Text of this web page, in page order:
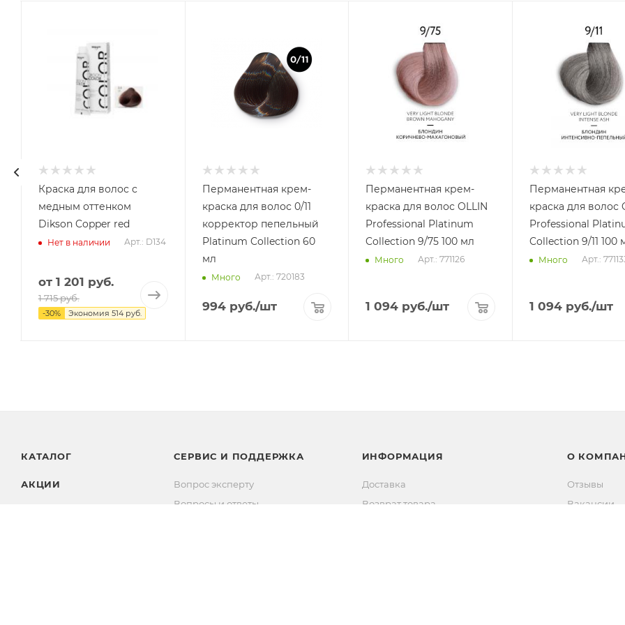
Краска для волос с
медным оттенком
Dikson Copper red
Нет в наличии Арт.: D134
от 1 201 руб.
1 715 руб.
-30% Экономия 514 руб.
Перманентная крем-
краска для волос 0/11
корректор пепельный
Platinum Collection 60
мл
Много Арт.: 720183
994руб./шт
Перманентная крем-
краска для волос OLLIN
Professional Platinum
Collection 9/75 100 мл
Много Арт.: 771126
1 094 руб./шт
Перманентная
краска для волос
Professional
Collection 9/11
Много Арт.:
1 094 руб./шт
КАТАЛОГ
АКЦИИ
СЕРВИС И ПОДДЕРЖКА
Вопрос эксперту
Вопросы и ответы
ИНФОРМАЦИЯ
Доставка
Возврат товара
О
Отзывы
Вакансии